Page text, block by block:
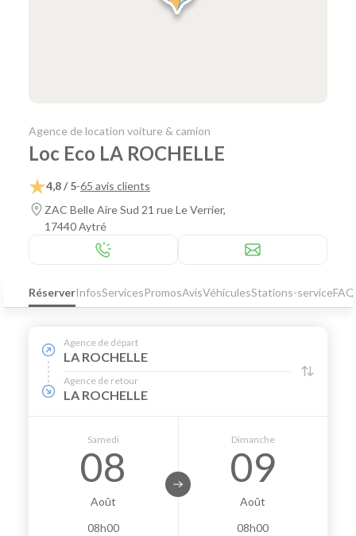
Agence de location voiture & camion
Loc Eco LA ROCHELLE
4,8 / 5-65 avis clients
ZAC Belle Aire Sud 21 rue Le Verrier,
17440 Aytré
RéserverInfosServicesPromosAvisVéhiculesStations-serviceFAQ
Agence de départ
LA ROCHELLE
Agence de retour
LA ROCHELLE
Samedi
08
Août
08h00
Dimanche
09
Août
08h00